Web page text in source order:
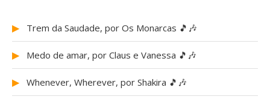
▶ Trem da Saudade, por Os Monarcas 🎵🎶
▶ Medo de amar, por Claus e Vanessa 🎵🎶
▶ Whenever, Wherever, por Shakira 🎵🎶